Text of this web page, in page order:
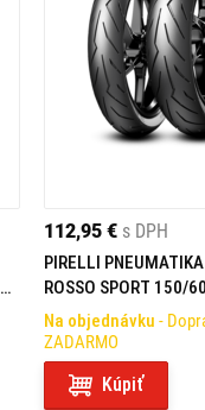
112,95 € s DPH
PIRELLI
ROSSO SPORT 150/
66S TL REAR
Na objednávku -
ZADARMO
Kúpiť